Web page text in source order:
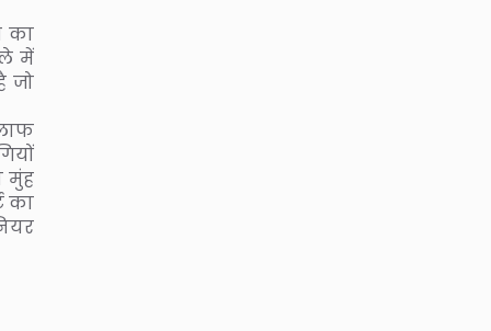
का
में
जो
मुंह
का